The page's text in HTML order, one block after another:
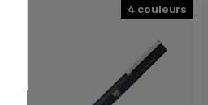
4